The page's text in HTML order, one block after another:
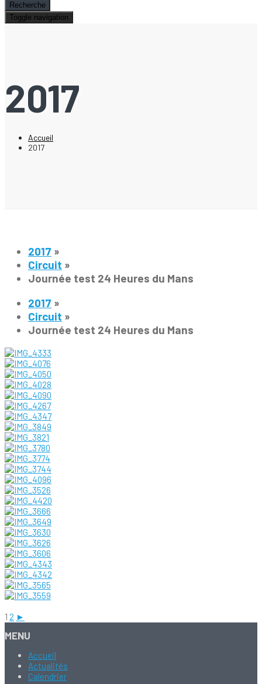
Recherche
Toggle navigation
2017
Accueil
2017
2017 »
Circuit »
Journée test 24 Heures du Mans
2017 »
Circuit »
Journée test 24 Heures du Mans
1 2 ►
MENU
Accueil
Actualités
Calendrier